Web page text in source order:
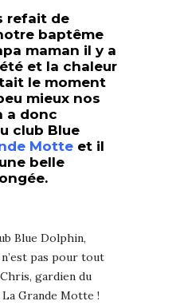
refait de
baptême
maman il y a
et la chaleur
le moment
mieux nos
a donc
club Blue
Motte et il
belle
Blue Dolphin,
pas pour tout
gardien du
Grande Motte !